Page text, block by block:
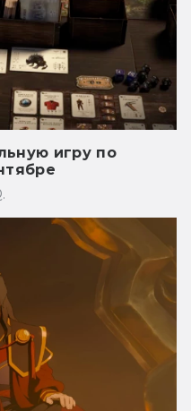
игру по